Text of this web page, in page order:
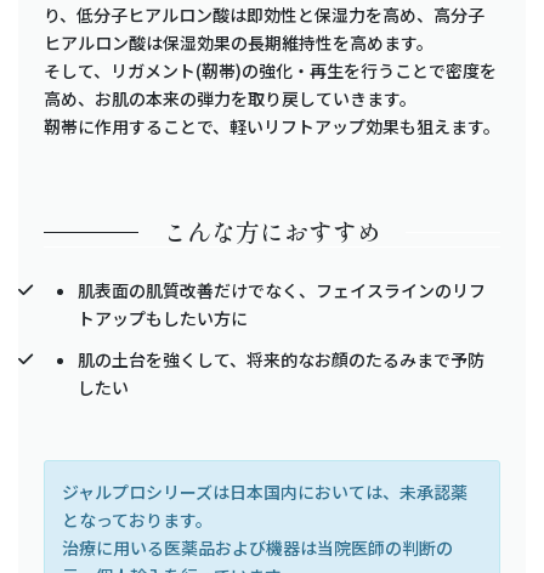
り、低分子ヒアルロン酸は即効性と保湿力を高め、高分子
ヒアルロン酸は保湿効果の長期維持性を高めます。
そして、リガメント(靭帯)の強化・再生を行うことで密度を
高め、お肌の本来の弾力を取り戻していきます。
靭帯に作用することで、軽いリフトアップ効果も狙えます。
こんな方におすすめ
肌表面の肌質改善だけでなく、フェイスラインのリフ
トアップもしたい方に
肌の土台を強くして、将来的なお顔のたるみまで予防
したい
ジャルプロシリーズは日本国内においては、未承認薬
となっております。
治療に用いる医薬品および機器は当院医師の判断の